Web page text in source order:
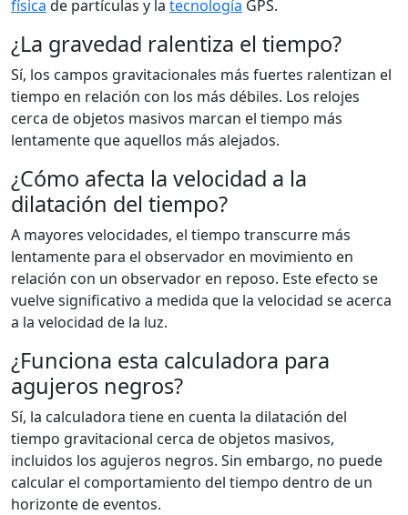
física de partículas y la tecnología GPS.
¿La gravedad ralentiza el tiempo?
Sí, los campos gravitacionales más fuertes ralentizan el
tiempo en relación con los más débiles. Los relojes
cerca de objetos masivos marcan el tiempo más
lentamente que aquellos más alejados.
¿Cómo afecta la velocidad a la
dilatación del tiempo?
A mayores velocidades, el tiempo transcurre más
lentamente para el observador en movimiento en
relación con un observador en reposo. Este efecto se
vuelve significativo a medida que la velocidad se acerca
a la velocidad de la luz.
¿Funciona esta calculadora para
agujeros negros?
Sí, la calculadora tiene en cuenta la dilatación del
tiempo gravitacional cerca de objetos masivos,
incluidos los agujeros negros. Sin embargo, no puede
calcular el comportamiento del tiempo dentro de un
horizonte de eventos.